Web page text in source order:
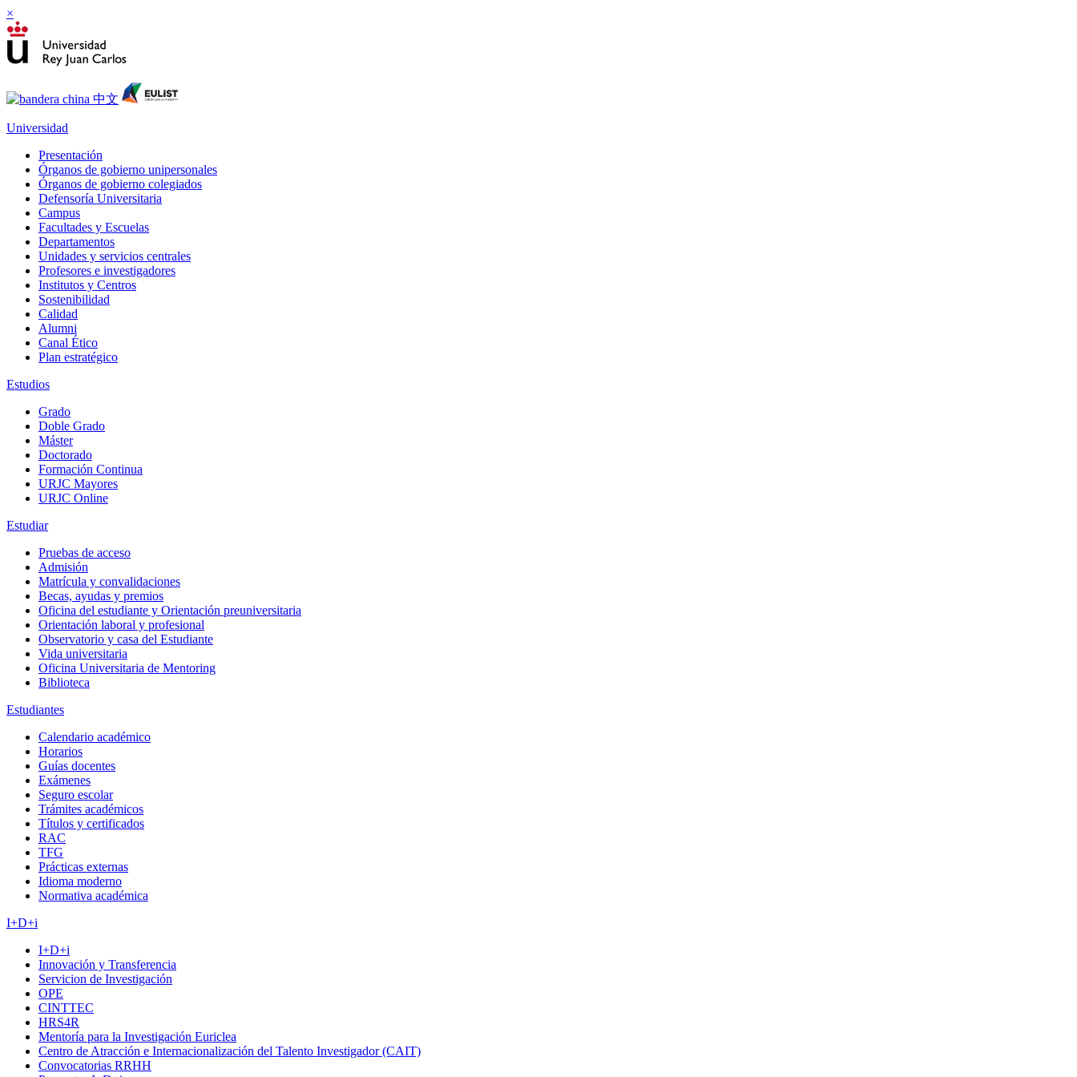
×
Universidad
Presentación
Órganos de gobierno unipersonales
Órganos de gobierno colegiados
Defensoría Universitaria
Campus
Facultades y Escuelas
Departamentos
Unidades y servicios centrales
Profesores e investigadores
Institutos y Centros
Sostenibilidad
Calidad
Alumni
Canal Ético
Plan estratégico
Estudios
Grado
Doble Grado
Máster
Doctorado
Formación Continua
URJC Mayores
URJC Online
Estudiar
Pruebas de acceso
Admisión
Matrícula y convalidaciones
Becas, ayudas y premios
Oficina del estudiante y Orientación preuniversitaria
Orientación laboral y profesional
Observatorio y casa del Estudiante
Vida universitaria
Oficina Universitaria de Mentoring
Biblioteca
Estudiantes
Calendario académico
Horarios
Guías docentes
Exámenes
Seguro escolar
Trámites académicos
Títulos y certificados
RAC
TFG
Prácticas externas
Idioma moderno
Normativa académica
I+D+i
I+D+i
Innovación y Transferencia
Servicion de Investigación
OPE
CINTTEC
HRS4R
Mentoría para la Investigación Euriclea
Centro de Atracción e Internacionalización del Talento Investigador (CAIT)
Convocatorias RRHH